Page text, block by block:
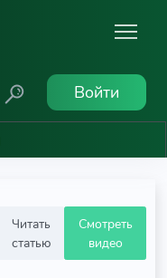
Войти
Читать
статью
Смотреть
видео